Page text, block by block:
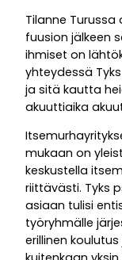
Tilanne
fuusion jälkeen
ihmiset on
yhteydessä
ja sitä kautta
akuuttiaika
mukaan on
keskustella
riittävästi. Tyks
asiaan tulisi
työryhmälle
erillinen